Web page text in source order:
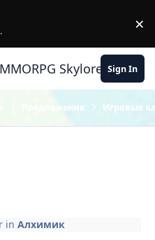
. ×
Skylore Sign In
Предложения Игровые
in Алхимик